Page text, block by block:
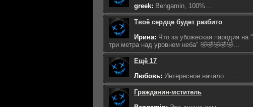
greek: Bengamin, 100%...
Твоё сердце будет разбито
Ирина: Что за убожеская пародия на "
три метра над уровнем неба" 🤣🤣🤣🤣🤣...
Ещё 17
Любовь: Интересное начало..........
Гражданин-мститель